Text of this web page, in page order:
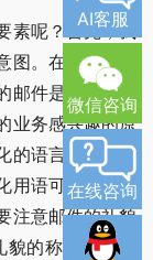
呢？首先，我
。在极短的几
邮件是关于什么
业务感兴趣的原
的语言。虽然我
用语可能会给人
注意邮件的礼貌
的称谓，比如
AI客服
微信咨询
在线咨询